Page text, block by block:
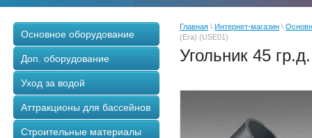
Основное оборудование
Доп. оборудование
Уход за водой
Аттракционы для бассейнов
Строительные материалы
Главная \ Интернет-магазин \
(Era) (USE01)
Угольник 45